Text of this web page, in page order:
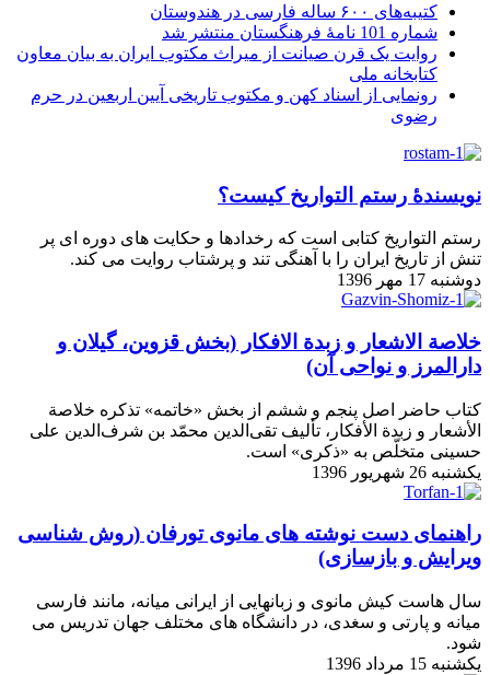
کتیبه‌های ۶۰۰ ساله فارسی در هندوستان
شماره 101 نامۀ فرهنگستان منتشر شد
روایت یک قرن صیانت از میراث مکتوب ایران به بیان معاون
کتابخانه ملی
رونمایی از اسناد کهن و مکتوب تاریخی آیین اربعین در حرم
رضوی
نویسندۀ رستم التواریخ کیست؟
رستم التواریخ کتابی است که رخدادها و حکایت های دوره ای پر
تنش از تاریخ ایران را با آهنگی تند و پرشتاب روایت می کند.
دوشنبه 17 مهر 1396
خلاصة الاشعار و زبدة الافكار (بخش قزوين، گيلان و
دارالمرز و نواحی آن)
كتاب حاضر اصل پنجم و ششم از بخش «خاتمه» تذكره خلاصة
الأشعار و زبدة الأفكار، تأليف تقى‌الدين محمّد بن شرف‌الدين على
حسينى متخلّص به «ذكرى» است.
یکشنبه 26 شهریور 1396
راهنمای دست نوشته های مانوی تورفان (روش شناسی
ویرایش و بازسازی)
سال هاست کیش مانوی و زبانهایی از ایرانی میانه، مانند فارسی
میانه و پارتی و سغدی، در دانشگاه های مختلف جهان تدریس می
شود.
یکشنبه 15 مرداد 1396